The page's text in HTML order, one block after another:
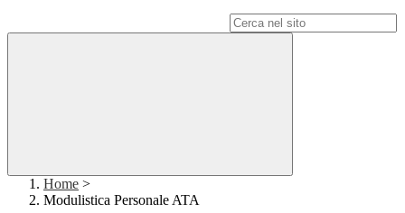
Home >
Modulistica Personale ATA